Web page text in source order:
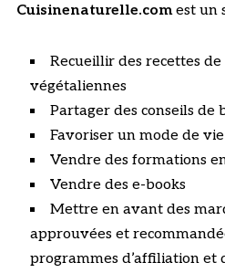
Cuisinenaturelle.comest un
Recueillir des recettes
végétaliennes
Partager des conseils
Favoriser un mode de
Vendre des formations
Vendre des e-books
Mettre en avant des
approuvées et
programmes d’affiliation et